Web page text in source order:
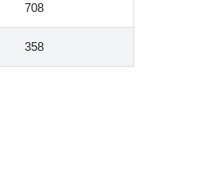
708
358